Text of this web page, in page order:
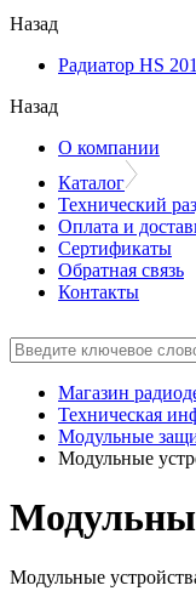
Назад
Радиатор HS
Назад
О компании
Каталог
Технический
Оплата и
Сертификаты
Обратная связь
Контакты
Магазин
Техническая
Модульные
Модульные
Модульные